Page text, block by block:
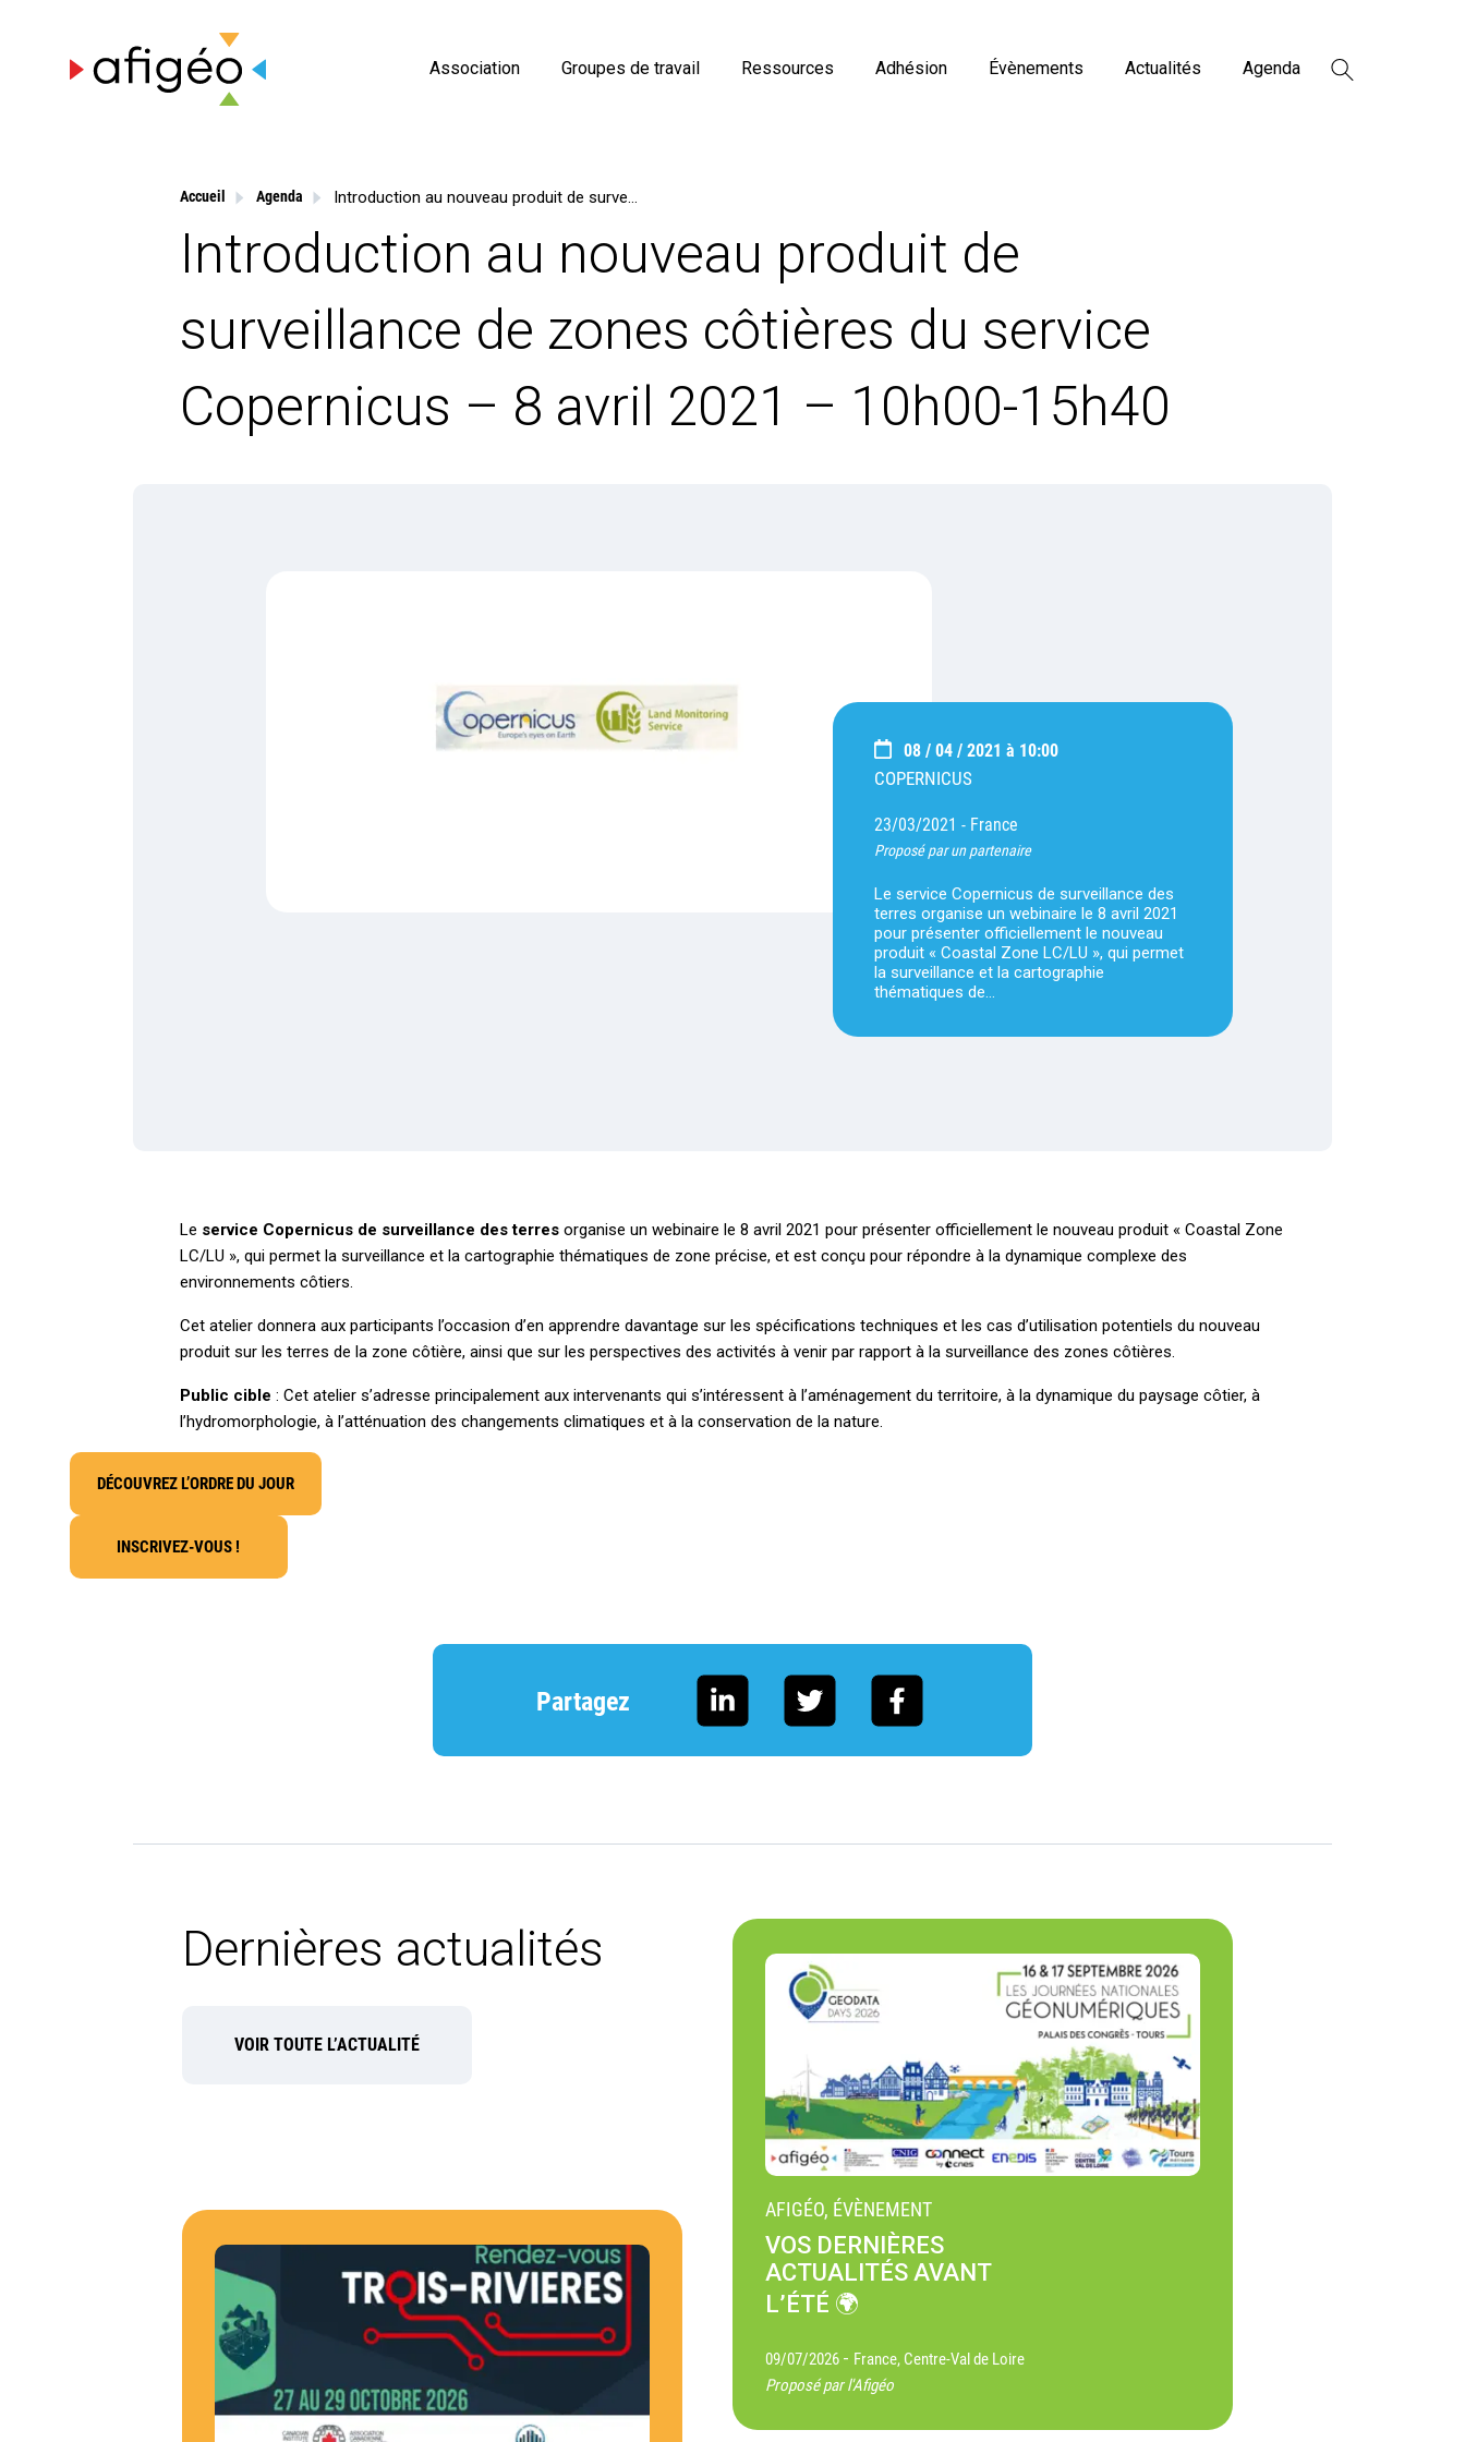
Association Groupes de travail Ressources Adhésion Évènements Actualités Agenda
Accueil Agenda
Introduction au nouveau produit de
surveillance de zones côtières du service
Copernicus – 8 avril 2021 – 10h00-15h40
08 / 04 / 2021 à 10:00
COPERNICUS
23/03/2021 - France
Proposé par un partenaire
Le service Copernicus de surveillance des
terres organise un webinaire le 8 avril 2021
pour présenter officiellement le nouveau
produit « Coastal Zone LC/LU », qui permet
la surveillance et la cartographie
thématiques de…
Le service Copernicus de surveillance des terres organise un webinaire le 8 avril 2021 pour présenter officiellement le nouveau produit « Coastal Zone
LC/LU », qui permet la surveillance et la cartographie thématiques de zone précise, et est conçu pour répondre à la dynamique complexe des
environnements côtiers.
Cet atelier donnera aux participants l’occasion d’en apprendre davantage sur les spécifications techniques et les cas d’utilisation potentiels du nouveau
produit sur les terres de la zone côtière, ainsi que sur les perspectives des activités à venir par rapport à la surveillance des zones côtières.
Public cible : Cet atelier s’adresse principalement aux intervenants qui s’intéressent à l’aménagement du territoire, à la dynamique du paysage côtier, à
l’hydromorphologie, à l’atténuation des changements climatiques et à la conservation de la nature.
DÉCOUVREZ L’ORDRE DU JOUR
INSCRIVEZ-VOUS !
Partagez
Dernières actualités
AFIGÉO, ÉVÈNEMENT
VOS DERNIÈRES
ACTUALITÉS AVANT
L’ÉTÉ 🌍
09/07/2026 - France, Centre-Val de Loire
Proposé par l'Afigéo
VOIR TOUTE L’ACTUALITÉ